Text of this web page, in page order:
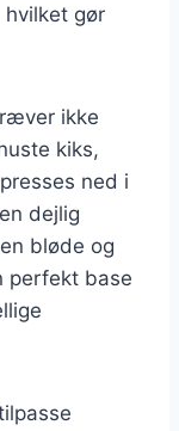
gør
ikke
kiks,
ned i
dejlig
bløde og
perfekt base